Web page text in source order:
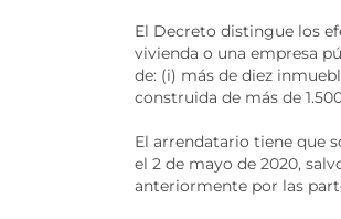
El Decreto distingue los
vivienda o una empresa
de: (i) más de diez
construida de más de
El arrendatario tiene que
el 2 de mayo de 2020,
anteriormente por las